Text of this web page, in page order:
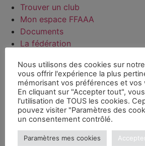
Trouver un club
Mon espace FFAAA
Documents
La fédération
Qui sommes-nous ?
Instances techniques
Aïkido – CTN – CHG
Aïkibudo – Instances
Kinomichi – Instances
Wanomichi/Takemusu
Commissions
Nous utilisons des cookies sur
vous offrir l'expérience la plus
mémorisant vos préférences et vos
En cliquant sur "Accepter tout",
l'utilisation de TOUS les cookies.
pouvez visiter "Paramètres des
un consentement contrôlé.
Paramètres mes cookies